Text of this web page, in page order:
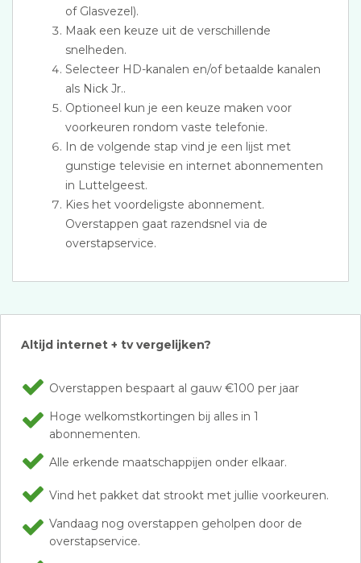
of Glasvezel).
Maak een keuze uit de verschillende
snelheden.
Selecteer HD-kanalen en/of betaalde kanalen
als Nick Jr..
Optioneel kun je een keuze maken voor
voorkeuren rondom vaste telefonie.
In de volgende stap vind je een lijst met
gunstige televisie en internet abonnementen
in Luttelgeest.
Kies het voordeligste abonnement.
Overstappen gaat razendsnel via de
overstapservice.
Altijd internet + tv vergelijken?
Overstappen bespaart al gauw €100 per jaar
Hoge welkomstkortingen bij alles in 1
abonnementen.
Alle erkende maatschappijen onder elkaar.
Vind het pakket dat strookt met jullie voorkeuren.
Vandaag nog overstappen geholpen door de
overstapservice.